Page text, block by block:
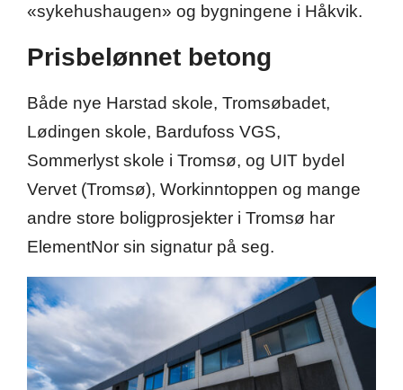
«sykehushaugen» og bygningene i Håkvik.
Prisbelønnet betong
Både nye Harstad skole, Tromsøbadet,
Lødingen skole, Bardufoss VGS,
Sommerlyst skole i Tromsø, og UIT bydel
Vervet (Tromsø), Workinntoppen og mange
andre store boligprosjekter i Tromsø har
ElementNor sin signatur på seg.